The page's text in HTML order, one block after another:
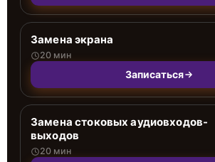
Замена экрана
20 мин
Записаться
Замена стоковых аудиовходов-
выходов
20 мин